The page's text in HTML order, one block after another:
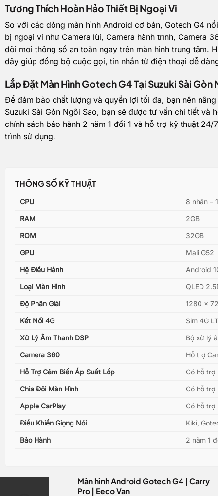
Tương Thích Hoàn Hảo Thiết Bị Ngoại Vi
So với các dòng màn hình Android cơ bản, Gotech G4
bị ngoại vi như Camera lùi, Camera hành trình, Camera
dõi mọi thông số an toàn ngay trên màn hình trung tâm.
dây giúp đồng bộ cuộc gọi, tin nhắn từ điện thoại dễ
Lắp Đặt Màn Hình Gotech G4 Tại Suzuki Sài Gòn
Để đảm bảo chất lượng và quyền lợi tối đa, bạn nên
Suzuki Sài Gòn Ngôi Sao, bạn sẽ được tư vấn chi tiết và
chính sách bảo hành 2 năm 1 đổi 1 và hỗ trợ kỹ thuật
trình sử dụng.
THÔNG SỐ KỸ THUẬT
CPU 8 nhân –
RAM 2GB
ROM 32GB
GPU Mali G52
Hệ Điều Hành Android
Loại Màn Hình QLED
Độ Phân Giải 1280 x
Kết Nối 4G Sim 4G
Xử Lý Âm Thanh DSP Bộ xử lý
Camera 360 Hỗ trợ
Hỗ Trợ Cảm Biến Áp Suất Lốp Có hỗ trợ
Chia Đôi Màn Hình Có hỗ trợ
Apple CarPlay Có hỗ trợ
Điều Khiển Giọng Nói Kiki,
Bảo Hành 2 năm 1
Màn hình Android Gotech G4 | Carry
Pro | Eeco Van